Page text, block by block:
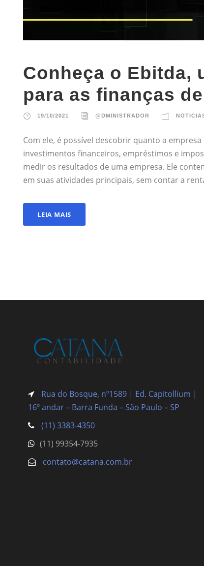
Conheça o Ebitda,
para as finanças
19/10/2021 @DMINISTRADOR
Com ele, é possível descobrir quanto a
investimentos financeiros, empréstimos e
medir os resultados de uma empresa. Ele
em suas atividades principais, sem contar a
LEIA MAIS
Rua do Bosque, nº1589 | Ed. Capitollium |
16º andar – Barra Funda – São Paulo – SP
(11) 3383-4350
(11) 99354-7935
contato@catana.com.br